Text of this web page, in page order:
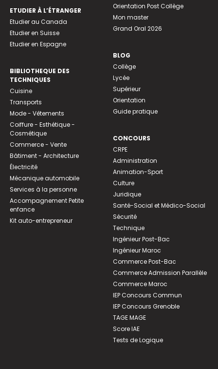
ETUDIER À L’ÉTRANGER
Etudier au Canada
Etudier en Suisse
Etudier en Espagne
BIBLIOTHEQUE DES
TECHNIQUES
Cuisine
Transports
Mode - Vêtements
Coiffure - Esthétique -
Cosmétique
Commerce - Vente
Bâtiment - Architecture
Électricité
Mécanique automobile
Services à la personne
Accompagnement Petite
enfance
Kit auto-entrepreneur
Orientation Post Collège
Mon master
Grand Oral 2026
BLOG
Collège
Lycée
Supérieur
Orientation
Guide pratique
CONCOURS
CRPE
Administration
Animation-Sport
Culture
Juridique
Santé-Social et Médico-Social
Sécurité
Technique
Ingénieur Post-Bac
Ingénieur Maroc
Commerce Post-Bac
Commerce Admission Parallèle
Commerce Maroc
IEP Concours Commun
IEP Concours Grenoble
TAGE MAGE
Score IAE
Tests de Logique